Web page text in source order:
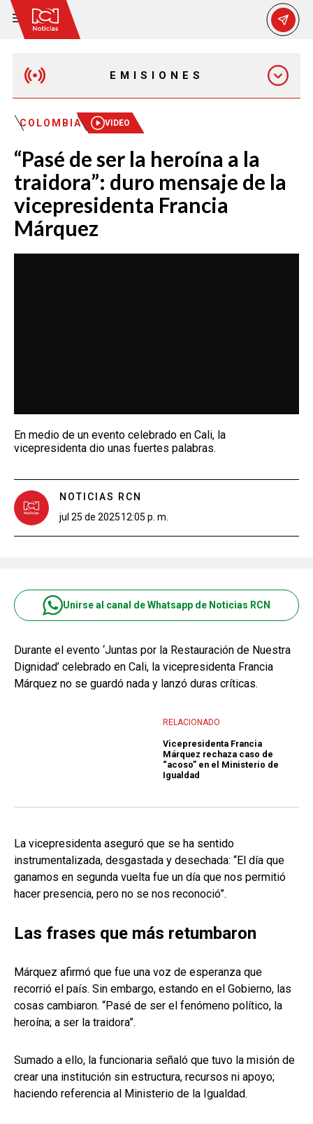
EMISIONES
EMISIÓN 12:30 PM
EMISIÓN 7:00 PM
COLOMBIA VIDEO
“Pasé de ser la heroína a la
traidora”: duro mensaje de la
vicepresidenta Francia
Márquez
En medio de un evento celebrado en Cali, la
vicepresidenta dio unas fuertes palabras.
NOTICIAS RCN
jul 25 de 202512:05 p. m.
Unirse al canal de Whatsapp de Noticias RCN
Durante el evento ‘Juntas por la Restauración de Nuestra
Dignidad’ celebrado en Cali, la vicepresidenta Francia
Márquez no se guardó nada y lanzó duras críticas.
RELACIONADO
Vicepresidenta Francia
Márquez rechaza caso de
“acoso” en el Ministerio de
Igualdad
La vicepresidenta aseguró que se ha sentido
instrumentalizada, desgastada y desechada: “El día que
ganamos en segunda vuelta fue un día que nos permitió
hacer presencia, pero no se nos reconoció”.
Las frases que más retumbaron
Márquez afirmó que fue una voz de esperanza que
recorrió el país. Sin embargo, estando en el Gobierno, las
cosas cambiaron. “Pasé de ser el fenómeno político, la
heroína; a ser la traidora”.
Sumado a ello, la funcionaria señaló que tuvo la misión de
crear una institución sin estructura, recursos ni apoyo;
haciendo referencia al Ministerio de la Igualdad.